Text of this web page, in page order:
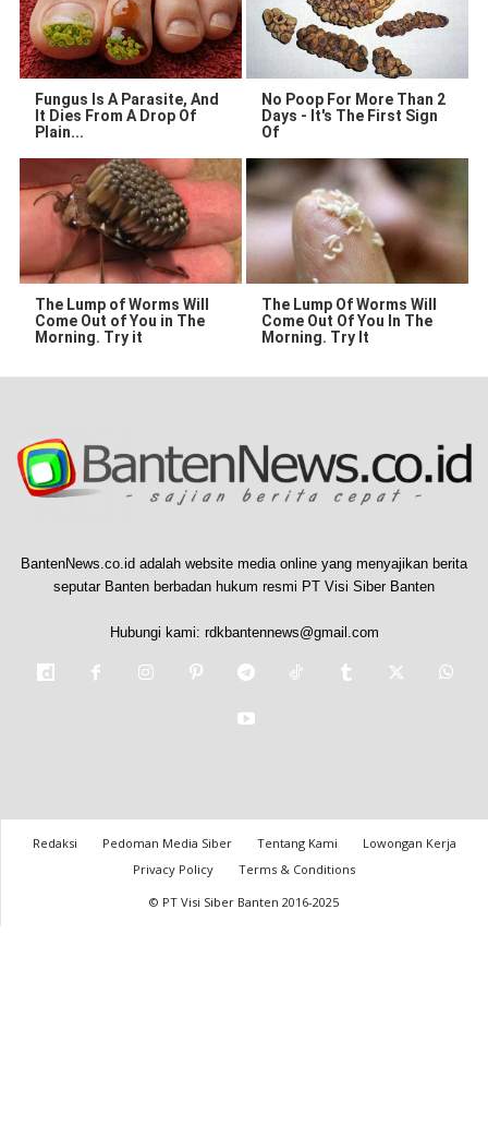
Fungus Is A Parasite, And
It Dies From A Drop Of
Plain...
No Poop For More Than 2
Days - It's The First Sign
Of
The Lump of Worms Will
Come Out of You in The
Morning. Try it
The Lump Of Worms Will
Come Out Of You In The
Morning. Try It
BantenNews.co.id adalah website media online yang menyajikan berita
seputar Banten berbadan hukum resmi PT Visi Siber Banten
Hubungi kami: rdkbantennews@gmail.com
Redaksi Pedoman Media Siber Tentang Kami
Lowongan Kerja
Privacy Policy
Terms & Conditions
© PT Visi Siber Banten 2016-2025